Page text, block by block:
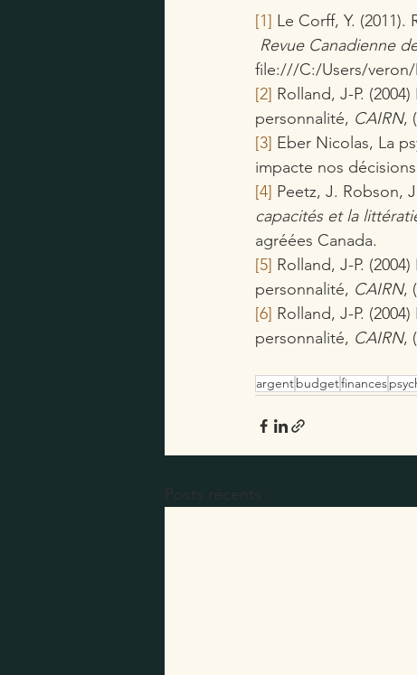
[1] Le Corff, Y.
Revue Canadienne
file:///C:/Users/veron/
[2] Rolland, J-P.
personnalité, CAIRN,
[3] Eber Nicolas, La
impacte nos
[4] Peetz, J. Robson,
capacités et la
agréées Canada.
[5] Rolland, J-P.
personnalité, CAIRN,
[6] Rolland, J-P.
personnalité, CAIRN,
argentbudgetfinances
Posts récents